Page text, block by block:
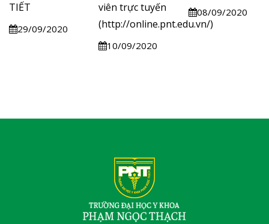
TIẾT
29/09/2020
viên trực tuyến
(http://online.pnt.edu.vn/)
10/09/2020
08/09/2020